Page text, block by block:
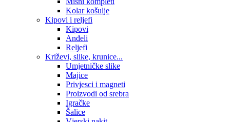
Kolar košulje
Kipovi i reljefi
Kipovi
Anđeli
Reljefi
Križevi, slike, krunice...
Umjetničke slike
Majice
Privjesci i magneti
Proizvodi od srebra
Igračke
Šalice